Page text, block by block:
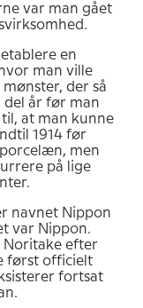
var man gået
en
man ville
der så
del år før man
at man kunne
1914 før
men
på lige
navnet Nippon
var Nippon.
efter
først officielt
fortsat